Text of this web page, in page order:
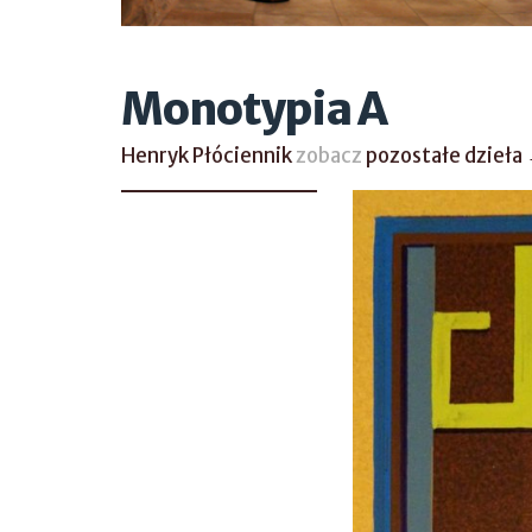
Monotypia A
Henryk Płóciennikzobacz pozostałe